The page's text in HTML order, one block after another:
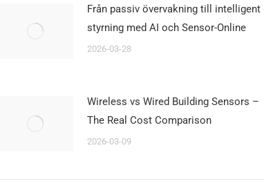
Från passiv övervakning till intelligent
styrning med AI och Sensor-Online
2026-03-28
Wireless vs Wired Building Sensors –
The Real Cost Comparison
2026-03-09